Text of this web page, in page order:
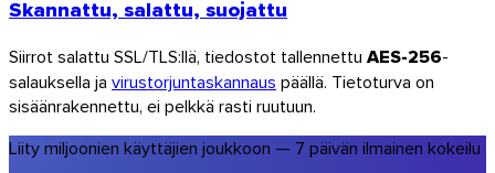
Outlook
Skannattu, salattu, suojattu
Siirrot salattu SSL/TLS:llä, tiedostot tallennettu AES-256-
salauksella ja virustorjuntaskannaus päällä. Tietoturva on
sisäänrakennettu, ei pelkkä rasti ruutuun.
Liity miljoonien käyttäjien joukkoon — 7 päivän ilmainen kokeilu